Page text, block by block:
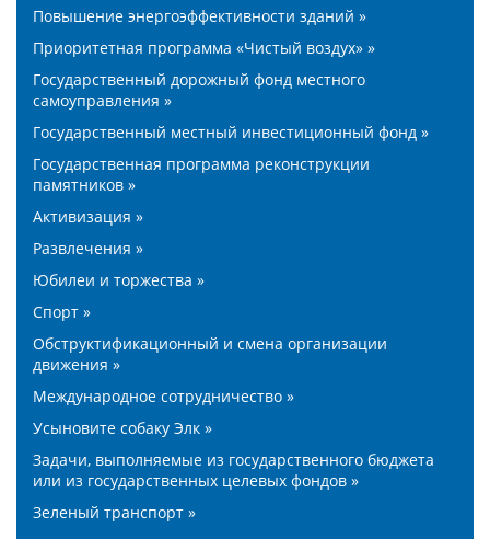
Повышение энергоэффективности зданий »
Приоритетная программа «Чистый воздух» »
Государственный дорожный фонд местного
самоуправления »
Государственный местный инвестиционный фонд »
Государственная программа реконструкции
памятников »
Активизация »
Развлечения »
Юбилеи и торжества »
Спорт »
Обструктификационный и смена организации
движения »
Международное сотрудничество »
Усыновите собаку Элк »
Задачи, выполняемые из государственного бюджета
или из государственных целевых фондов »
Зеленый транспорт »